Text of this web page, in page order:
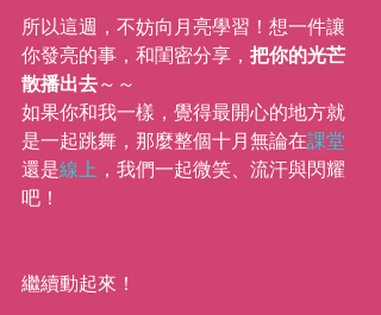
所以這週，不妨向月亮學習！想一件讓
你發亮的事，和閨密分享， 把你的光芒
散播出去～～
如果你和我一樣，覺得最開心的地方就
是一起跳舞，那麼整個十月無論在課堂
還是線上 ，我們一起微笑、流汗與閃耀
吧！
繼續動起來！